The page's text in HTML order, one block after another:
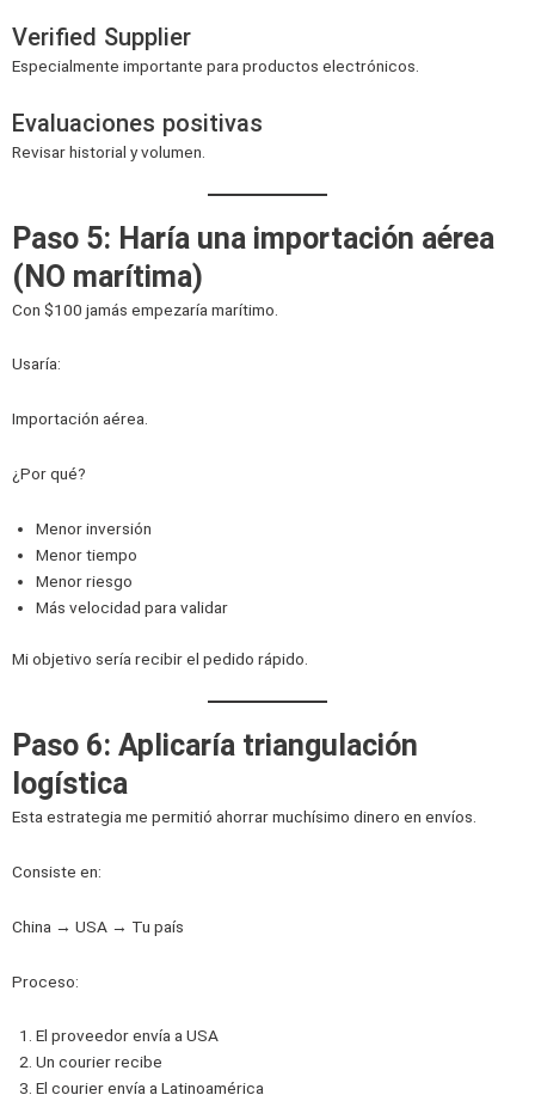
Verified Supplier
Especialmente importante para productos electrónicos.
Evaluaciones positivas
Revisar historial y volumen.
Paso 5: Haría una importación aérea
(NO marítima)
Con $100 jamás empezaría marítimo.
Usaría:
Importación aérea.
¿Por qué?
Menor inversión
Menor tiempo
Menor riesgo
Más velocidad para validar
Mi objetivo sería recibir el pedido rápido.
Paso 6: Aplicaría triangulación
logística
Esta estrategia me permitió ahorrar muchísimo dinero en envíos.
Consiste en:
China → USA → Tu país
Proceso:
El proveedor envía a USA
Un courier recibe
El courier envía a Latinoamérica